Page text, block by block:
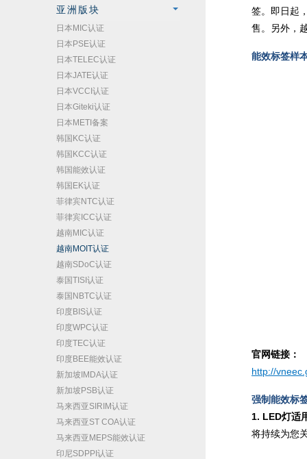
亚洲版块
日本MIC认证
日本PSE认证
日本TELEC认证
日本JATE认证
日本VCCI认证
日本Giteki认证
日本METI备案
韩国KC认证
韩国KCC认证
韩国能效认证
韩国EK认证
菲律宾NTC认证
菲律宾ICC认证
越南MIC认证
越南MOIT认证
越南SDoC认证
泰国TISI认证
泰国NBTC认证
印度BIS认证
印度WPC认证
印度TEC认证
印度BEE能效认证
新加坡IMDA认证
新加坡PSB认证
马来西亚SIRIM认证
马来西亚ST COA认证
马来西亚MEPS能效认证
印尼SDPPI认证
签。即日起
售。另外，
能效标签样
官网链接：
http://
强制能效标
1. LED灯适
将持续为您